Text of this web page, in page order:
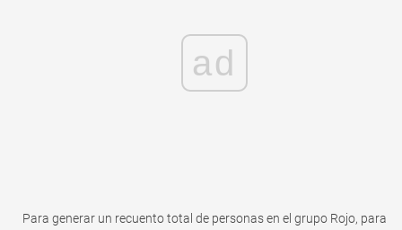
ad
Para generar un recuento total de personas en el grupo Rojo, para